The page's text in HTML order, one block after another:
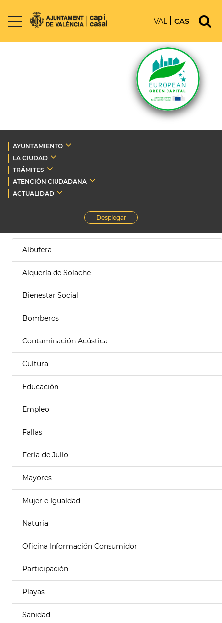
VAL CAS
AYUNTAMIENTO
LA CIUDAD
TRÁMITES
ATENCIÓN CIUDADANA
ACTUALIDAD
Desplegar
Albufera
Alquería de Solache
Bienestar Social
Bomberos
Contaminación Acústica
Cultura
Educación
Empleo
Fallas
Feria de Julio
Mayores
Mujer e Igualdad
Naturia
Oficina Información Consumidor
Participación
Playas
Sanidad